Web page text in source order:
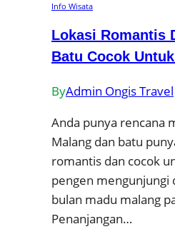
Info Wisata
Lokasi Romantis
Batu Cocok
ByAdmin Ongis Travel
Anda punya rencana
Malang dan batu
romantis dan cocok
pengen mengunjungi
bulan madu malang
Penanjangan…